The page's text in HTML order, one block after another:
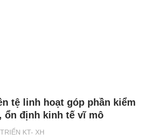
KT- XH
tệ linh hoạt góp phần kiểm
ổn định kinh tế vĩ mô